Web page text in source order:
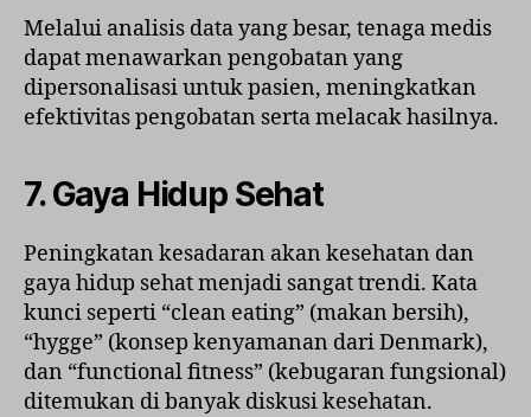
Melalui analisis data yang besar, tenaga medis
dapat menawarkan pengobatan yang
dipersonalisasi untuk pasien, meningkatkan
efektivitas pengobatan serta melacak hasilnya.
7. Gaya Hidup Sehat
Peningkatan kesadaran akan kesehatan dan
gaya hidup sehat menjadi sangat trendi. Kata
kunci seperti “clean eating” (makan bersih),
“hygge” (konsep kenyamanan dari Denmark),
dan “functional fitness” (kebugaran fungsional)
ditemukan di banyak diskusi kesehatan.